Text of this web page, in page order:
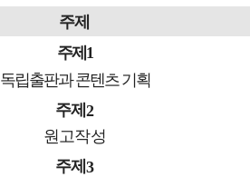
주제
주제 1
독립출판과 콘텐츠 기획
주제2
원고작성
주제3